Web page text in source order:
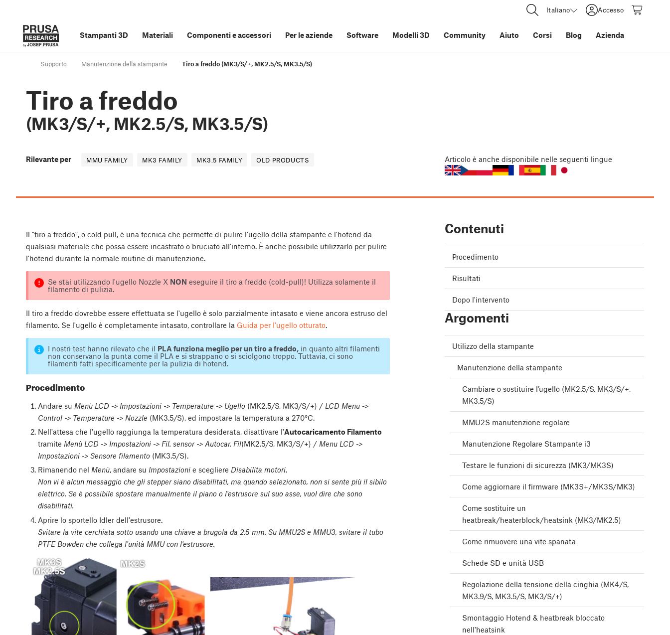
Italiano Accesso
Stampanti 3D Materiali Componenti e accessori Per le aziende Software Modelli 3D Community Aiuto Corsi Blog Azienda
Supporto Manutenzione della stampante Tiro a freddo (MK3/S/+, MK2.5/S, MK3.5/S)
Tiro a freddo
(MK3/S/+, MK2.5/S, MK3.5/S)
Rilevante per MMU FAMILY MK3 FAMILY MK3.5 FAMILY OLD PRODUCTS Articolo è anche disponibile nelle seguenti lingue
Il "tiro a freddo", o cold pull, è una tecnica che permette di pulire l'ugello della stampante e l'hotend da
qualsiasi materiale che possa essere incastrato o bruciato all'interno. È anche possibile utilizzarlo per pulire
l'hotend durante la normale routine di manutenzione.
Se stai utilizzando l'ugello Nozzle X NON eseguire il tiro a freddo (cold-pull)! Utilizza solamente il
filamento di pulizia.
Il tiro a freddo dovrebbe essere effettuata se l'ugello è solo parzialmente intasato e viene ancora estruso del
filamento. Se l'ugello è completamente intasato, controllare la Guida per l'ugello otturato.
I nostri test hanno rilevato che il PLA funziona meglio per un tiro a freddo,in quanto altri filamenti
non conservano la punta come il PLA e si strappano o si sciolgono troppo. Tuttavia, ci sono
filamenti fatti specificamente per la pulizia di hotend.
Procedimento
Andare su Menù LCD -> Impostazioni -> Temperature -> Ugello(MK2.5/S, MK3/S/+) / LCD Menu ->
Control -> Temperature -> Nozzle (MK3.5/S), ed impostare la temperatura a 270°C.
Nell'attesa che l'ugello raggiunga la temperatura desiderata, disattivare l'Autocaricamento Filamento
tramite Menù LCD -> Impostazioni -> Fil. sensor -> Autocar. Fil(MK2.5/S, MK3/S/+) / Menu LCD ->
Impostazioni -> Sensore filamento (MK3.5/S).
Rimanendo nel Menù, andare su Impostazionie scegliere Disabilita motori.
Non vi è alcun messaggio che gli stepper siano disabilitati, ma quando selezionato, non si sente più il sibilo
elettrico. Se è possibile spostare manualmente il piano o l'estrusore sul suo asse, vuol dire che sono
disabilitati.
Aprire lo sportello Idler dell'estrusore.
Svitare la vite cerchiata sotto usando una chiave a brugola da 2.5 mm. Su MMU2S e MMU3, svitare il tubo
PTFE Bowden che collega l'unità MMU con l'estrusore.
Contenuti
Procedimento
Risultati
Dopo l'intervento
Argomenti
Utilizzo della stampante
Manutenzione della stampante
Cambiare o sostituire l’ugello (MK2.5/S, MK3/S/+,
MK3.5/S)
MMU2S manutenzione regolare
Manutenzione Regolare Stampante i3
Testare le funzioni di sicurezza (MK3/MK3S)
Come aggiornare il firmware (MK3S+/MK3S/MK3)
Come sostituire un
heatbreak/heaterblock/heatsink (MK3/MK2.5)
Come rimuovere una vite spanata
Schede SD e unità USB
Regolazione della tensione della cinghia (MK4/S,
MK3.9/S, MK3.5/S, MK3/S/+)
Smontaggio Hotend & heatbreak bloccato
nell'heatsink